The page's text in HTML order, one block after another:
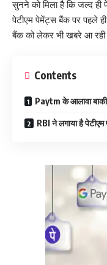
सुनने को मिला है कि जल्द ही
पेटीएम पेमेंट्स बैंक पर पहले
बैंक को लेकर भी खबरे आ रही
Contents
Paytm के आलावा
RBI ने लगाया है पेटीएम